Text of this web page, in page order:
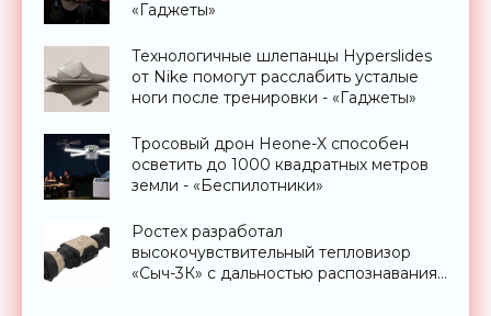
«Гаджеты»
Технологичные шлепанцы Hyperslides
от Nike помогут расслабить усталые
ноги после тренировки - «Гаджеты»
Тросовый дрон Heone-X способен
осветить до 1000 квадратных метров
земли - «Беспилотники»
Ростех разработал
высокочувствительный тепловизор
«Сыч-3К» с дальностью распознавания